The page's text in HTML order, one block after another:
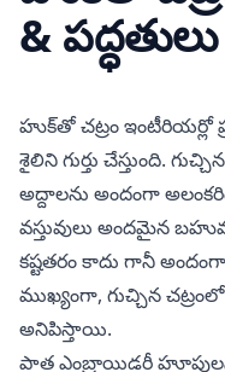
& పద్ధతులు
హుక్‌తో చట్రం ఇంటీరియర్లో
శైలిని గుర్తు చేస్తుంది.
అద్దాలను అందంగా
వస్తువులు అందమైన
కష్టతరం కాదు గానీ
ముఖ్యంగా, గుచ్చిన
అనిపిస్తాయి.
పాత ఎంబ్రాయిడరీ